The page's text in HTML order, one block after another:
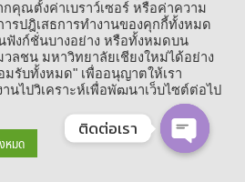
of Mass Communication, Chiang Mai
All Rights Reserved.
คุณตั้งค่าเบราว์เซอร์ หรือค่าความ
รปฎิเสธการทำงานของคุกกี้ทั้งหมด
ฟังก์ชั่นบางอย่าง หรือทั้งหมดบน
ลชน มหาวิทยาลัยเชียงใหม่ได้อย่าง
รับทั้งหมด" เพื่ออนุญาตให้เรา
นไปวิเคราะห์เพื่อพัฒนาเว็บไซต์ต่อไป
หมด
ติดต่อเรา
OPEN